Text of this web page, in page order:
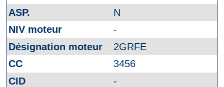
N
-
2GRFE
3456
-